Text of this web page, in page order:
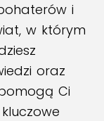
i
w którym
oraz
Ci